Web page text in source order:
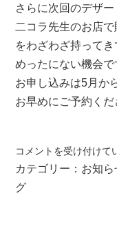
さらに次回のデザー
二コラ先生のお店
をわざわざ持って
めったにない機会
お申し込みは5月か
お早めにご予約くだ
ル
ビ
ー
コメントを受け付けて
カテゴリー： お知ら
グ